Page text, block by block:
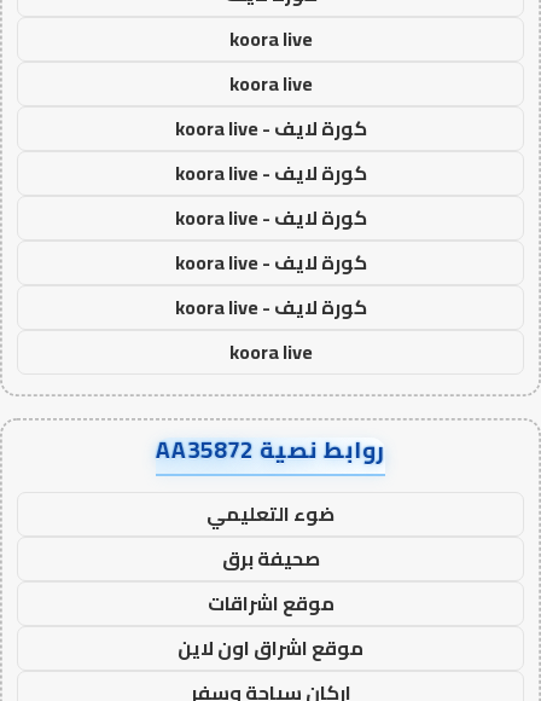
koora live
koora live
كورة لايف - koora live
كورة لايف - koora live
كورة لايف - koora live
كورة لايف - koora live
كورة لايف - koora live
koora live
روابط نصية AA35872
ضوء التعليمي
صحيفة برق
موقع اشراقات
موقع اشراق اون لاين
اركان سياحة وسفر